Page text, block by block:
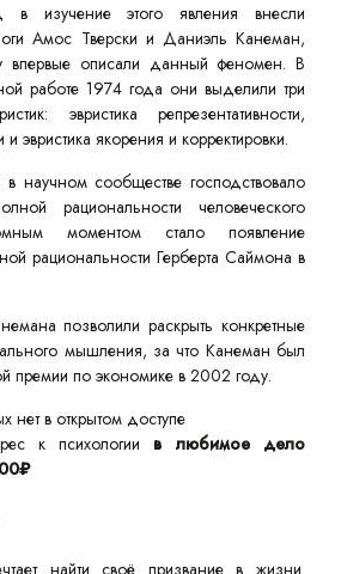
в изучение этого явления внесли
Амос Тверски и Даниэль Канеман,
впервые описали данный феномен. В
работе 1974 года они выделили три
эвристика репрезентативности,
и эвристика якорения и корректировки.
научном сообществе господствовало
рациональности человеческого
моментом стало появление
рациональности Герберта Саймона в
позволили раскрыть конкретные
мышления, за что Канеман был
премии по экономике в 2002 году.
нет в открытом доступе
к психологии в любимое дело